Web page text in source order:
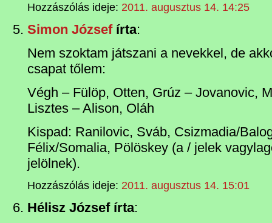
Hozzászólás ideje: 2011. augusztus 14. 14:25
Simon Józsefírta:
Nem szoktam játszani a nevekkel, de
csapat tőlem:
Végh – Fülöp, Otten, Grúz – Jovanovic,
Lisztes – Alison, Oláh
Kispad: Ranilovic, Sváb, Csizmadia/
Félix/Somalia, Pölöskey (a / jelek
jelölnek).
Hozzászólás ideje: 2011. augusztus 14. 15:01
Hélisz József írta: